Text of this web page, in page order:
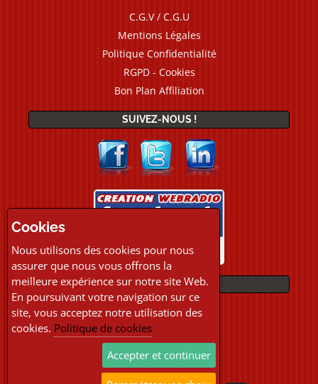
C.G.V / C.G.U
Mentions Légales
Politique Confidentialité
RGPD - Cookies
Bon Plan Affiliation
SUIVEZ-NOUS !
PAIEMENTS
Cookies
Nous utilisons des cookies pour nous
assurer que nous vous offrons la
meilleure expérience sur notre site Web.
En poursuivant votre navigation sur ce
site, vous acceptez notre utilisation des
cookies. Politique de cookies
Accepter et continuer